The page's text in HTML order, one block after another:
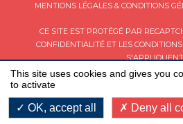
MENTIONS LÉGALES & CONDITIONS
CE SITE EST PROTÉGÉ PAR
CONFIDENTIALITÉET LES
This site uses cookies and gives you
to activate
OK, accept all Deny all